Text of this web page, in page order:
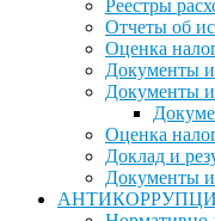
Реестры
Отчеты об
Оценка
Документы
Документы
Оценка
Доклад и
Документы